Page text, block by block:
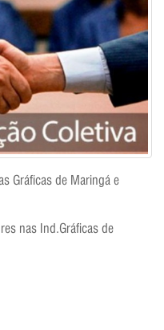
Gráficas de Maringá e
nas Ind.Gráficas de